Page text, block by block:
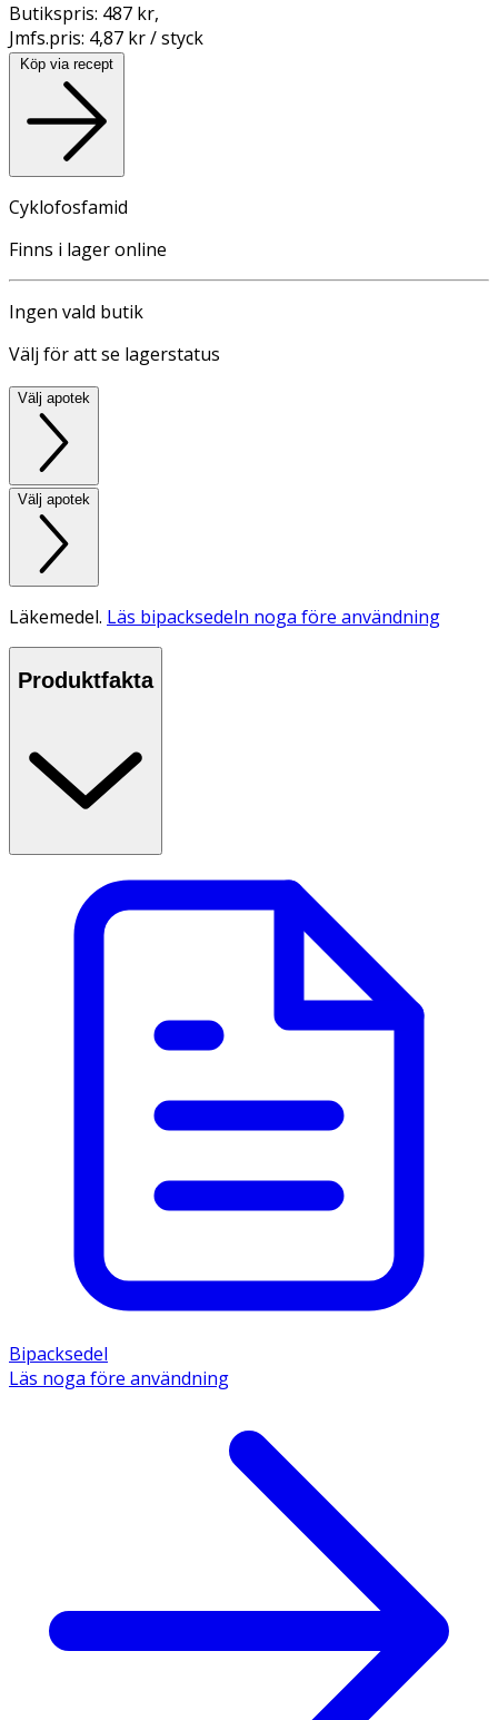
Butikspris: 487 kr,
Jmfs.pris: 4,87 kr / styck
Köp via recept
Cyklofosfamid
Finns i lager online
Ingen vald butik
Välj för att se lagerstatus
Välj apotek
Välj apotek
Läkemedel. Läs bipacksedeln noga före användning
Produktfakta
Bipacksedel
Läs noga före användning